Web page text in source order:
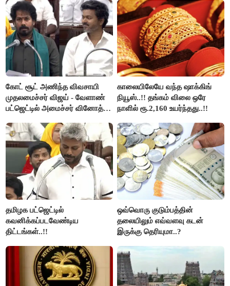
வினோத்..!
கோட் சூட் அணிந்த விவசாயி
முதலமைச்சர் விஜய் - வேளாண்
பட்ஜெட்டில் அமைச்சர் வினோத்
காலையிலேயே வந்த ஷாக்கிங்
நியூஸ்..!! தங்கம் விலை ஒரே
நாளில் ரூ.2,160 உயர்ந்தது..!!
தமிழக பட்ஜெட்டில்
கவனிக்கப்படவேண்டிய
திட்டங்கள்..!!
ஒவ்வொரு குடும்பத்தின்
தலையிலும் எவ்வளவு கடன்
இருக்கு தெரியுமா..?